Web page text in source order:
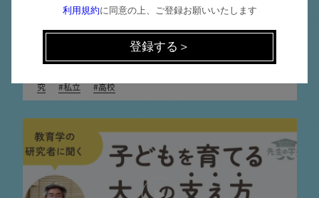
英数学館小・中・高等学校 教諭 栢野 祐介さん
究
私立 高校
利用規約に同意の上、ご登録お願いいたします